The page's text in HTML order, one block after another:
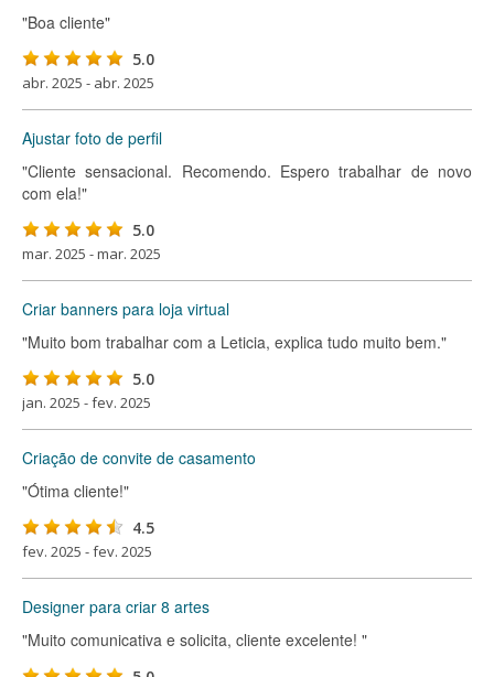
"Boa cliente"
5.0
abr. 2025 - abr. 2025
Ajustar foto de perfil
"Cliente sensacional. Recomendo. Espero trabalhar de novo
com ela!"
5.0
mar. 2025 - mar. 2025
Criar banners para loja virtual
"Muito bom trabalhar com a Leticia, explica tudo muito bem."
5.0
jan. 2025 - fev. 2025
Criação de convite de casamento
"Ótima cliente!"
4.5
fev. 2025 - fev. 2025
Designer para criar 8 artes
"Muito comunicativa e solicita, cliente excelente! "